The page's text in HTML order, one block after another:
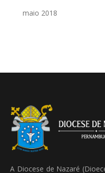
maio 2018
A Diocese de Nazaré